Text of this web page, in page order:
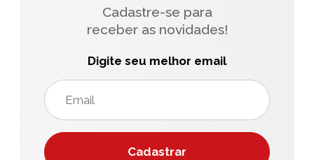
Cadastre-se para
receber as novidades!
Digite seu melhor email